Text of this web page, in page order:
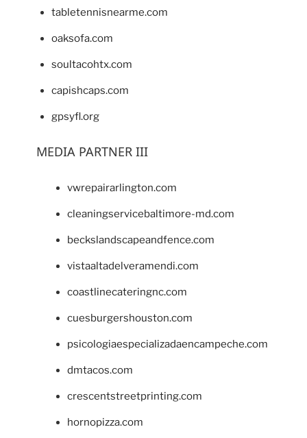
tabletennisnearme.com
oaksofa.com
soultacohtx.com
capishcaps.com
gpsyfl.org
MEDIA PARTNER III
vwrepairarlington.com
cleaningservicebaltimore-md.com
beckslandscapeandfence.com
vistaaltadelveramendi.com
coastlinecateringnc.com
cuesburgershouston.com
psicologiaespecializadaencampeche.com
dmtacos.com
crescentstreetprinting.com
hornopizza.com